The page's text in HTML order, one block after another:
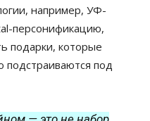
например, УФ-
персонификацию,
подарки, которые
подстраиваются под